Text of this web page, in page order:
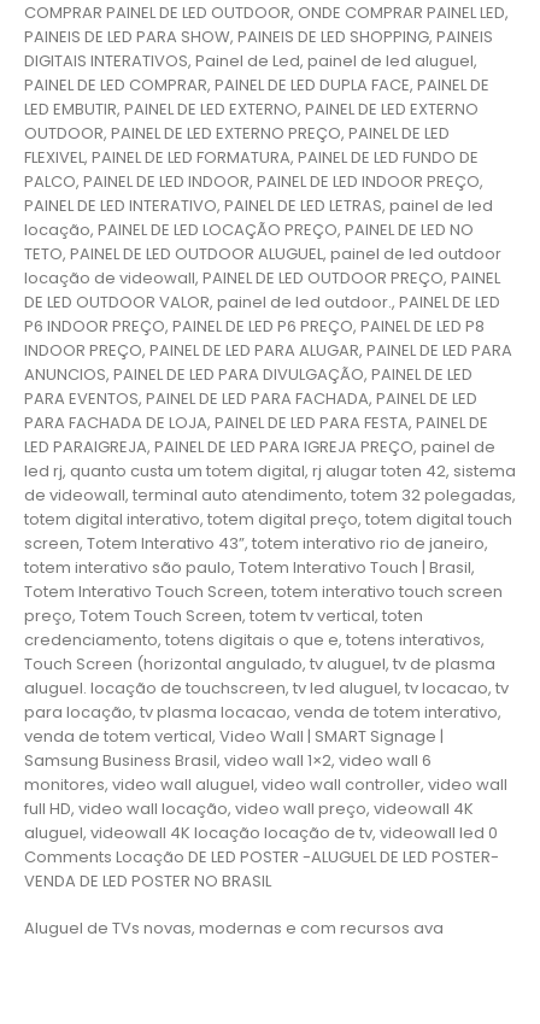
COMPRAR PAINEL DE LED OUTDOOR, ONDE COMPRAR PAINEL LED,
PAINEIS DE LED PARA SHOW, PAINEIS DE LED SHOPPING, PAINEIS
DIGITAIS INTERATIVOS, Painel de Led, painel de led aluguel,
PAINEL DE LED COMPRAR, PAINEL DE LED DUPLA FACE, PAINEL DE
LED EMBUTIR, PAINEL DE LED EXTERNO, PAINEL DE LED EXTERNO
OUTDOOR, PAINEL DE LED EXTERNO PREÇO, PAINEL DE LED
FLEXIVEL, PAINEL DE LED FORMATURA, PAINEL DE LED FUNDO DE
PALCO, PAINEL DE LED INDOOR, PAINEL DE LED INDOOR PREÇO,
PAINEL DE LED INTERATIVO, PAINEL DE LED LETRAS, painel de led
locação, PAINEL DE LED LOCAÇÃO PREÇO, PAINEL DE LED NO
TETO, PAINEL DE LED OUTDOOR ALUGUEL, painel de led outdoor
locação de videowall, PAINEL DE LED OUTDOOR PREÇO, PAINEL
DE LED OUTDOOR VALOR, painel de led outdoor., PAINEL DE LED
P6 INDOOR PREÇO, PAINEL DE LED P6 PREÇO, PAINEL DE LED P8
INDOOR PREÇO, PAINEL DE LED PARA ALUGAR, PAINEL DE LED PARA
ANUNCIOS, PAINEL DE LED PARA DIVULGAÇÃO, PAINEL DE LED
PARA EVENTOS, PAINEL DE LED PARA FACHADA, PAINEL DE LED
PARA FACHADA DE LOJA, PAINEL DE LED PARA FESTA, PAINEL DE
LED PARAIGREJA, PAINEL DE LED PARA IGREJA PREÇO, painel de
led rj, quanto custa um totem digital, rj alugar toten 42, sistema
de videowall, terminal auto atendimento, totem 32 polegadas,
totem digital interativo, totem digital preço, totem digital touch
screen, Totem Interativo 43”, totem interativo rio de janeiro,
totem interativo são paulo, Totem Interativo Touch | Brasil,
Totem Interativo Touch Screen, totem interativo touch screen
preço, Totem Touch Screen, totem tv vertical, toten
credenciamento, totens digitais o que e, totens interativos,
Touch Screen (horizontal angulado, tv aluguel, tv de plasma
aluguel. locação de touchscreen, tv led aluguel, tv locacao, tv
para locação, tv plasma locacao, venda de totem interativo,
venda de totem vertical, Video Wall | SMART Signage |
Samsung Business Brasil, video wall 1×2, video wall 6
monitores, video wall aluguel, video wall controller, video wall
full HD, video wall locação, video wall preço, videowall 4K
aluguel, videowall 4K locação locação de tv, videowall led 0
Comments Locação DE LED POSTER -ALUGUEL DE LED POSTER-
VENDA DE LED POSTER NO BRASIL
Aluguel de TVs novas, modernas e com recursos ava